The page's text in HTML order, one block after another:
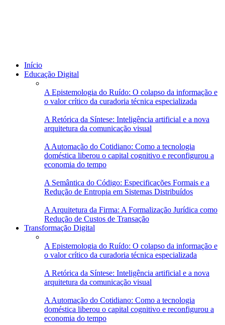
Início
Educação Digital
A Epistemologia do Ruído: O colapso da informação e
o valor crítico da curadoria técnica especializada
A Retórica da Síntese: Inteligência artificial e a nova
arquitetura da comunicação visual
A Automação do Cotidiano: Como a tecnologia
doméstica liberou o capital cognitivo e reconfigurou a
economia do tempo
A Semântica do Código: Especificações Formais e a
Redução de Entropia em Sistemas Distribuídos
A Arquitetura da Firma: A Formalização Jurídica como
Redução de Custos de Transação
Transformação Digital
A Epistemologia do Ruído: O colapso da informação e
o valor crítico da curadoria técnica especializada
A Retórica da Síntese: Inteligência artificial e a nova
arquitetura da comunicação visual
A Automação do Cotidiano: Como a tecnologia
doméstica liberou o capital cognitivo e reconfigurou a
economia do tempo